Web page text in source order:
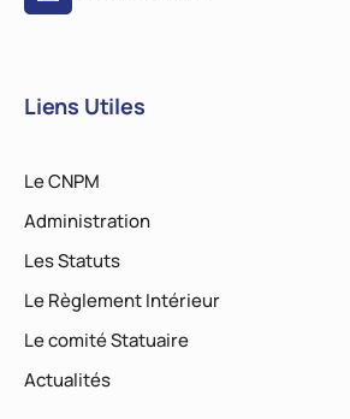
Liens Utiles
Le CNPM
Administration
Les Statuts
Le Règlement Intérieur
Le comité Statuaire
Actualités